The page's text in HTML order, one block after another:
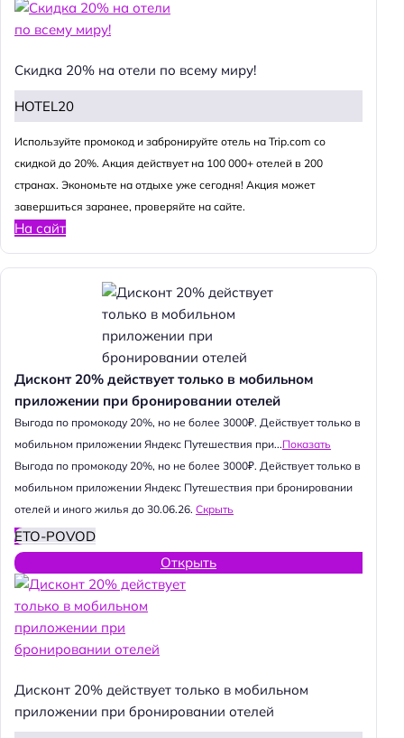
Скидка 20% на отели по всему миру!
HOTEL20
Используйте промокод и забронируйте отель на Trip.com со
скидкой до 20%. Акция действует на 100 000+ отелей в 200
странах. Экономьте на отдыхе уже сегодня! Акция может
завершиться заранее, проверяйте на сайте.
На сайт
Дисконт 20% действует только в мобильном
приложении при бронировании отелей
Выгода по промокоду 20%, но не более 3000₽. Действует только в
мобильном приложении Яндекс Путешествия при...Показать
Выгода по промокоду 20%, но не более 3000₽. Действует только в
мобильном приложении Яндекс Путешествия при бронировании
отелей и иного жилья до 30.06.26. Скрыть
ETO-POVOD
Открыть
Дисконт 20% действует только в мобильном
приложении при бронировании отелей